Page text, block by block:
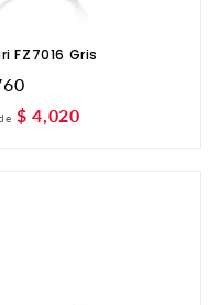
FZ7016 Gris
$ 4,020